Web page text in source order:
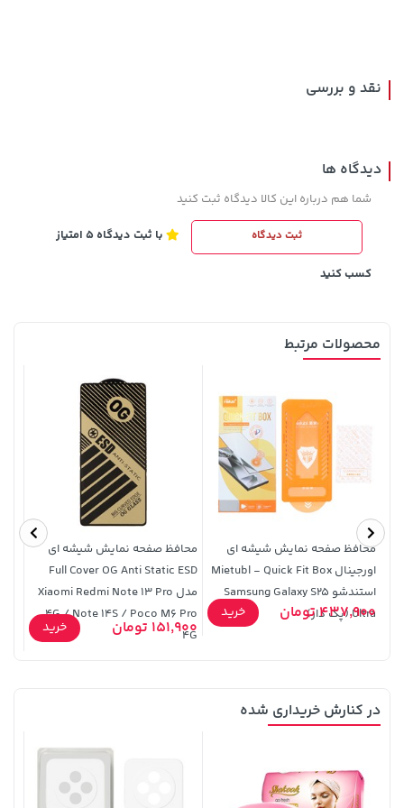
90,000
خرید
141,000 تومان
27,580,000 تومان خرید
1,849,000 تومان
نقد و بررسی
دیدگاه ها
شما هم درباره این کالا دیدگاه ثبت کنید
ثبت دیدگاه با ثبت دیدگاه 5 امتیاز
کسب کنید
محصولات مرتبط
محافظ صفحه نمایش شیشه ای
اورجینال Mietubl - Quick Fit Box
استندشو Samsung Galaxy S25
Ultra (پک دار)
437,900 تومان خرید
محافظ صفحه نمایش شیشه ای
Full Cover OG Anti Static ESD
مدل Xiaomi Redmi Note 13 Pro
4G / Note 14S / Poco M6 Pro
4G
151,900 تومان خرید
در کنارش خریداری شده